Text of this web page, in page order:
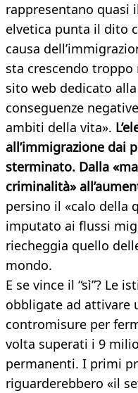
rappresentano quasi
elvetica punta il dito
causa
sta crescendo
sito web dedicato alla
conseguenze
ambiti della vita».
all’immigrazione dai
sterminato. Dalla
criminalità»
persino il «calo della
imputato ai flussi
riecheggia quello
mondo.
E se vince il “sì”? Le
obbligate ad attivare
contromisure per
volta superati i 9
permanenti. I primi
riguarderebbero «il